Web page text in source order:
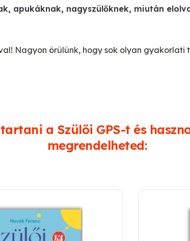
apukáknak, nagyszülőknek, miután
Nagyon örülünk, hogy sok olyan
a Szülői GPS-t és
megrendelheted: